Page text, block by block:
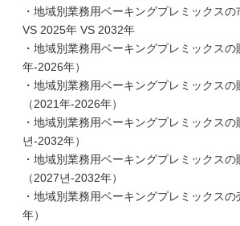
・地域別業務用ベーキングプレミックス
VS 2025年 VS 2032年
・地域別業務用ベーキングプレミックスの
年-2026年）
・地域別業務用ベーキングプレミックスの
（2021年-2026年）
・地域別業務用ベーキングプレミックス
년-2032年）
・地域別業務用ベーキングプレミックスの
（2027년-2032年）
・地域別業務用ベーキングプレミックス
年）